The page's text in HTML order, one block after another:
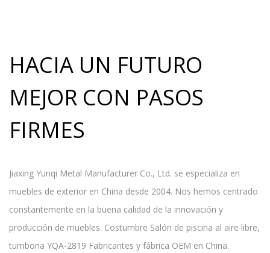
HACIA UN FUTURO
MEJOR CON PASOS
FIRMES
Jiaxing Yunqi Metal Manufacturer Co., Ltd. se especializa en
muebles de exterior en China desde 2004. Nos hemos centrado
constantemente en la buena calidad de la innovación y
producción de muebles. Costumbre Salón de piscina al aire libre,
tumbona YQA-2819 Fabricantes y fábrica OEM en China.